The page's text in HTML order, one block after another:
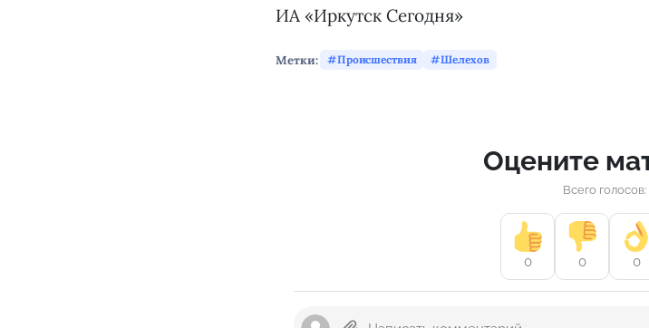
ИА «Иркутск Сегодня»
Метки: Происшествия Шелехов
Оцените
Всего голосов:
0 0 0